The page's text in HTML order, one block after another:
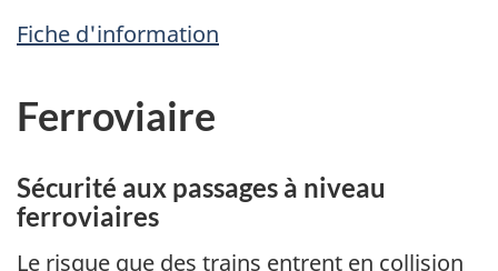
Fiche d'information
Ferroviaire
Sécurité aux passages à niveau
ferroviaires
Le risque que des trains entrent en collision